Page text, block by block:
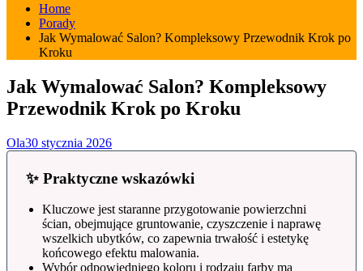
Home
Porady
Jak Wymalować Salon? Kompleksowy Przewodnik Krok po
Kroku
Jak Wymalować Salon? Kompleksowy
Przewodnik Krok po Kroku
Ola30 stycznia 2026
✨ Praktyczne wskazówki
Kluczowe jest staranne przygotowanie powierzchni
ścian, obejmujące gruntowanie, czyszczenie i naprawę
wszelkich ubytków, co zapewnia trwałość i estetykę
końcowego efektu malowania.
Wybór odpowiedniego koloru i rodzaju farby ma